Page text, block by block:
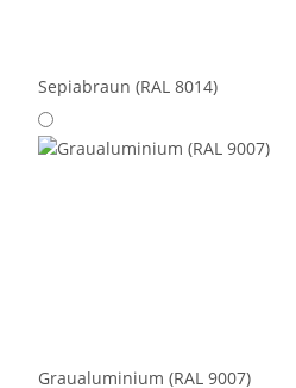
Sepiabraun (RAL 8014)
Graualuminium (RAL 9007)